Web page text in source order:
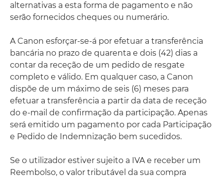
alternativas a esta forma de pagamento e não
serão fornecidos cheques ou numerário.
A Canon esforçar-se-á por efetuar a transferência
bancária no prazo de quarenta e dois (42) dias a
contar da receção de um pedido de resgate
completo e válido. Em qualquer caso, a Canon
dispõe de um máximo de seis (6) meses para
efetuar a transferência a partir da data de receção
do e-mail de confirmação da participação. Apenas
será emitido um pagamento por cada Participação
e Pedido de Indemnização bem sucedidos.
Se o utilizador estiver sujeito a IVA e receber um
Reembolso, o valor tributável da sua compra